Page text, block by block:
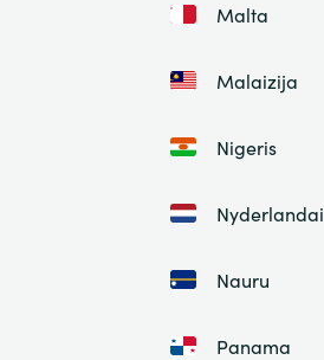
Malta
Malaizija
Nigeris
Nyderlandai
Nauru
Panama